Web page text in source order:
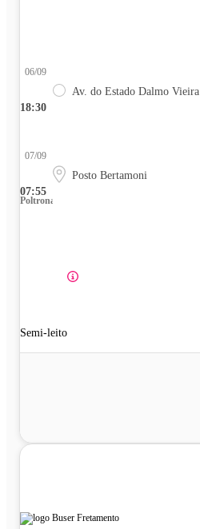
18:30
06/09
Av. do Estado Dalmo Vieira
07:55
07/09
Posto Bertamoni
Poltrona
Semi-leito